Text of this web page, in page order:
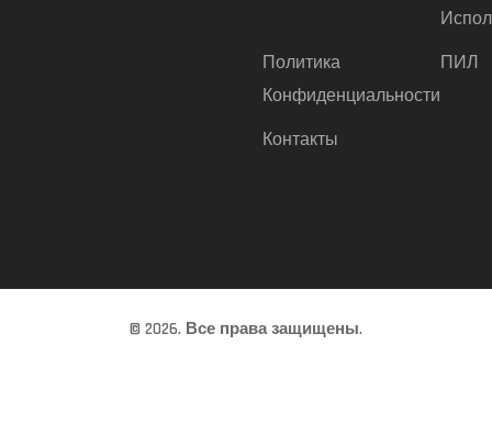
Политика
Конфиденциальности
ПИЛ
Контакты
© 2026. Все права защищены.